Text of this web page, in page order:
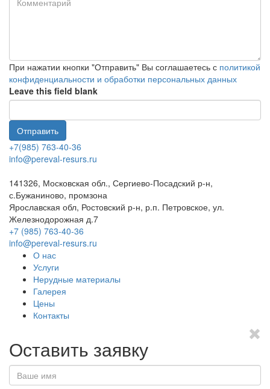
Комментарий
При нажатии кнопки "Отправить" Вы соглашаетесь с политикой
конфиденциальности и обработки персональных данных
Leave this field blank
Отправить
+7(985) 763-40-36
info@pereval-resurs.ru
141326, Московская обл., Сергиево-Посадский р-н,
с.Бужаниново, промзона
Ярославская обл, Ростовский р-н, р.п. Петровское, ул.
Железнодорожная д.7
+7 (985) 763-40-36
info@pereval-resurs.ru
О нас
Услуги
Нерудные материалы
Галерея
Цены
Контакты
Оставить заявку